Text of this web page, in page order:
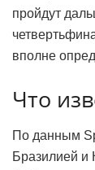
пройдут
вполне
Что
По данным
Бразилией и